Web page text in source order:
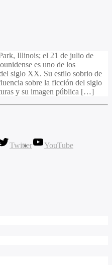
Illinois; el 21 de julio de
es uno de los
siglo XX. Su estilo sobrio de
sobre la ficción del siglo
y su imagen pública […]
Twitter
YouTube